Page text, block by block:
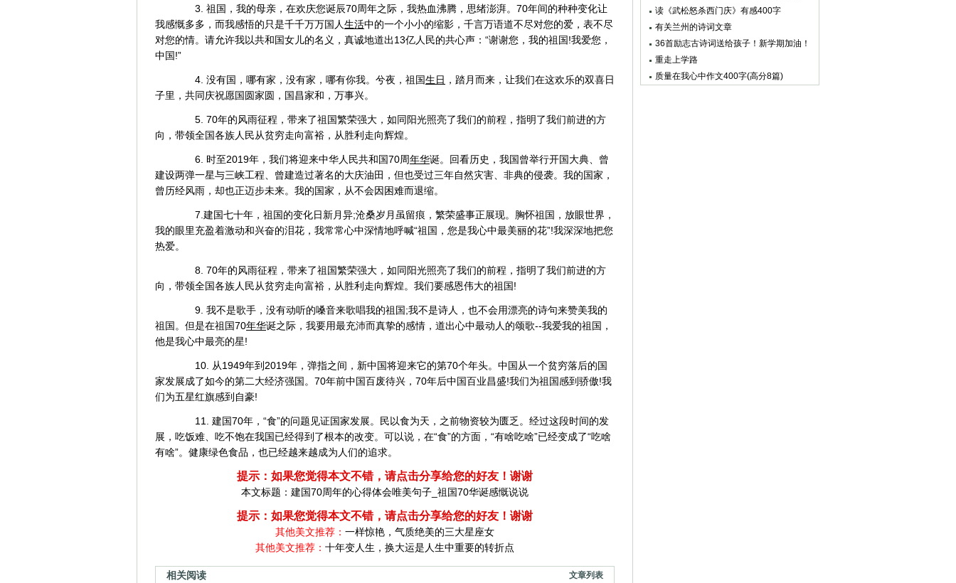
3. 祖国，我的母亲，在欢庆您诞辰70周年之际，我热血沸腾，思绪澎湃。70年间的种种变化让
我感慨多多，而我感悟的只是千千万万国人生活中的一个小小的缩影，千言万语道不尽对您的爱，表不尽
对您的情。请允许我以共和国女儿的名义，真诚地道出13亿人民的共心声：“谢谢您，我的祖国!我爱您，
中国!”
4. 没有国，哪有家，没有家，哪有你我。兮夜，祖国生日 ，踏月而来，让我们在这欢乐的双喜日
子里，共同庆祝愿国圆家圆，国昌家和，万事兴。
5. 70年的风雨征程，带来了祖国繁荣强大，如同阳光照亮了我们的前程，指明了我们前进的方
向，带领全国各族人民从贫穷走向富裕，从胜利走向辉煌。
6. 时至2019年，我们将迎来中华人民共和国70周年华诞。回看历史，我国曾举行开国大典、曾
建设两弹一星与三峡工程、曾建造过著名的大庆油田，但也受过三年自然灾害、非典的侵袭。我的国家，
曾历经风雨，却也正迈步未来。我的国家，从不会因困难而退缩。
7.建国七十年，祖国的变化日新月异;沧桑岁月虽留痕，繁荣盛事正展现。胸怀祖国，放眼世界，
我的眼里充盈着激动和兴奋的泪花，我常常心中深情地呼喊“祖国，您是我心中最美丽的花”!我深深地把您
热爱。
8. 70年的风雨征程，带来了祖国繁荣强大，如同阳光照亮了我们的前程，指明了我们前进的方
向，带领全国各族人民从贫穷走向富裕，从胜利走向辉煌。我们要感恩伟大的祖国!
9. 我不是歌手，没有动听的嗓音来歌唱我的祖国;我不是诗人，也不会用漂亮的诗句来赞美我的
祖国。但是在祖国70年华诞之际，我要用最充沛而真挚的感情，道出心中最动人的颂歌--我爱我的祖国，
他是我心中最亮的星!
10. 从1949年到2019年，弹指之间，新中国将迎来它的第70个年头。中国从一个贫穷落后的国
家发展成了如今的第二大经济强国。70年前中国百废待兴，70年后中国百业昌盛!我们为祖国感到骄傲!我
们为五星红旗感到自豪!
11. 建国70年，“食”的问题见证国家发展。民以食为天，之前物资较为匮乏。经过这段时间的发
展，吃饭难、吃不饱在我国已经得到了根本的改变。可以说，在“食”的方面，“有啥吃啥”已经变成了“吃啥
有啥”。健康绿色食品，也已经越来越成为人们的追求。
提示：如果您觉得本文不错，请点击分享给您的好友！谢谢
本文标题： 建国70周年的心得体会唯美句子_祖国70华诞感慨说说
提示：如果您觉得本文不错，请点击分享给您的好友！谢谢
其他美文推荐： 一样惊艳，气质绝美的三大星座女
其他美文推荐： 十年变人生，换大运是人生中重要的转折点
相关阅读 文章列表
读《武松怒杀西门庆》有感400字
有关兰州的诗词文章
36首励志古诗词送给孩子！新学期加油！
重走上学路
质量在我心中作文400字(高分8篇)